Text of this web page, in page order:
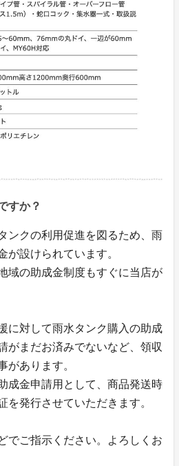
すか？
ンクの利用促進を図るため、雨
が設けられています。
域の助成金制度もすぐに当店が
に対して雨水タンク購入の助成
がまだお済みでないなど、領収
があります。
成金申請用として、商品発送時
を発行させていただきます。
でご指示ください。よろしくお